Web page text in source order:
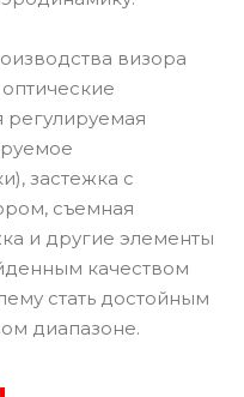
визора
регулируемая
застежка с
съемная
и другие элементы
качеством
стать достойным
диапазоне.